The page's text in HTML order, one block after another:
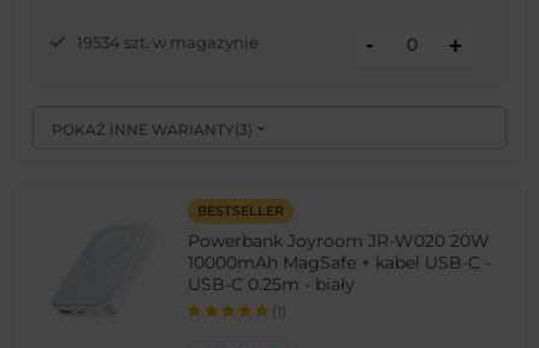
POKAŻ INNE WARIANTY( 3)
19534 szt. w magazynie - +
BESTSELLER
Powerbank Joyroom JR-W020 20W
10000mAh MagSafe + kabel USB-C -
USB-C 0.25m - biały
(1)